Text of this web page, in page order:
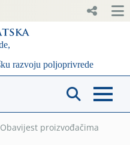
Obavijest proizvođačima